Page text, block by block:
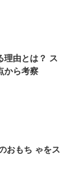
理由とは？ ス
から考察
おもち ゃをス